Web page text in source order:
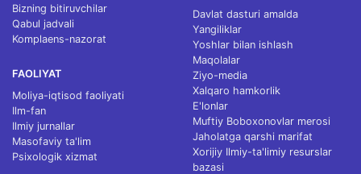
Bizning bitiruvchilar
Qabul jadvali
Komplaens-nazorat
FAOLIYAT
Moliya-iqtisod faoliyati
Ilm-fan
Ilmiy jurnallar
Masofaviy ta'lim
Psixologik xizmat
Davlat dasturi amalda
Yangiliklar
Yoshlar bilan ishlash
Maqolalar
Ziyo-media
Xalqaro hamkorlik
E'lonlar
Muftiy Boboxonovlar merosi
Jaholatga qarshi marifat
Xorijiy Ilmiy-ta'limiy resurslar
bazasi